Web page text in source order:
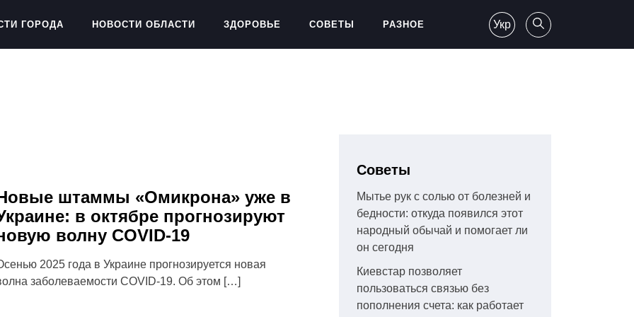
ГОРОДА НОВОСТИ ОБЛАСТИ ЗДОРОВЬЕ СОВЕТЫ РАЗНОЕ Укр
штаммы «Омикрона» уже в
в октябре прогнозируют
волну COVID-19
2025 года в Украине прогнозируется новая
заболеваемости COVID-19. Об этом […]
Советы
Мытье рук с солью от болезней и
бедности: откуда появился этот
народный обычай и помогает ли
он сегодня
Киевстар позволяет
пользоваться связью без
пополнения счета: как работает